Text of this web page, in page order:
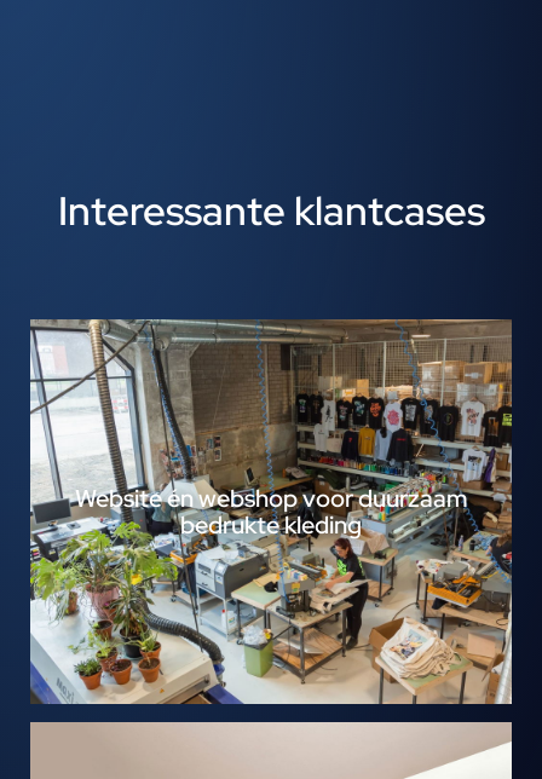
Interessante klantcases
Website én webshop voor duurzaam
bedrukte kleding